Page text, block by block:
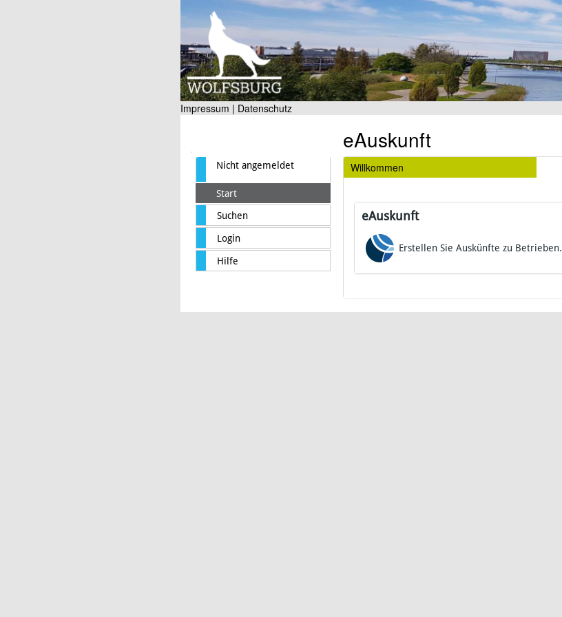
Impressum | Datenschutz
Nicht angemeldet
Start
Suchen
Login
Hilfe
eAuskunft
Willkommen
eAuskunft
Erstellen Sie Auskünfte zu Betrieben.